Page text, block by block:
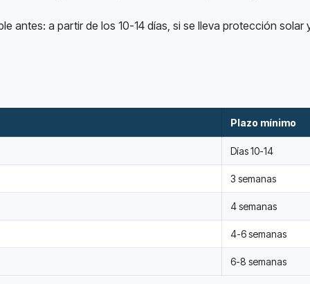
antes: a partir de los 10-14 días, si se lleva protección
Plazo mínimo
Días 10-14
3 semanas
4 semanas
4-6 semanas
6-8 semanas